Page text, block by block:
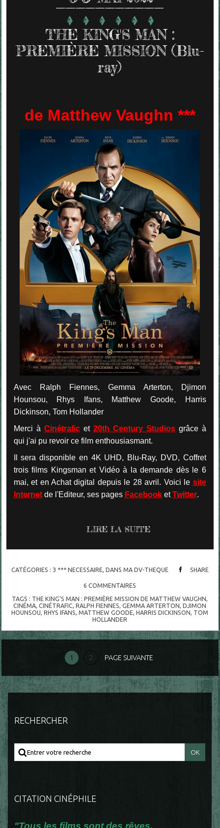
THE KING'S MAN :
PREMIÈRE MISSION (Blu-
ray)
de Matthew Vaughn ***
Avec Ralph Fiennes, Gemma Arterton, Djimon
Hounsou, Rhys Ifans, Matthew Goode, Harris
Dickinson, Tom Hollander
Merci à Cinétraficet 20th Century Studiosgrâce à
qui j'ai pu revoir ce film enthousiasmant.
Il sera disponible en 4K UHD, Blu-Ray, DVD, Coffret
trois films Kingsman et Vidéo à la demande dès le 6
mai, et en Achat digital depuis le 28 avril. Voici le site
Internetde l'Editeur, ses pages FacebooketTwitter.
LIRE LA SUITE
CATÉGORIES : 3 *** NECESSAIRE DANS MA DV-THEQUE SHARE
6 COMMENTAIRES
TAGS : THE KING'S MAN : PREMIÈRE MISSION DE MATTHEW VAUGHN
CINÉMA ,CINÉTRAFIC ,RALPH FIENNES ,GEMMA ARTERTON ,DJIMON
HOUNSOU ,RHYS IFANS ,MATTHEW GOODE ,HARRIS DICKINSON TOM
HOLLANDER
1 2 PAGE SUIVANTE
RECHERCHER
CITATION CINÉPHILE
"Tous les films sont des rêves.